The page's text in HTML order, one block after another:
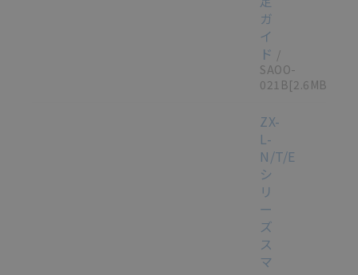
ガ
イ
ド /
SAOO-
021B[2.6MB]
ZX-
L-
N/T/E
シ
リ
ー
ズ
ス
マ